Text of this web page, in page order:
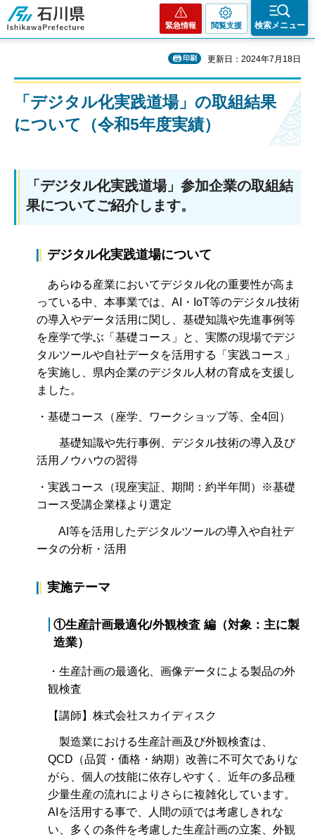
石川県
緊急情報 閲覧支援 検索メニュー
印刷 更新日：2024年7月18日
「デジタル化実践道場」の取組結果
について（令和5年度実績）
「デジタル化実践道場」参加企業の取組結
果についてご紹介します。
デジタル化実践道場について
あらゆる産業においてデジタル化の重要性が高ま
っている中、本事業では、AI・IoT等のデジタル技術
の導入やデータ活用に関し、基礎知識や先進事例等
を座学で学ぶ「基礎コース」と、実際の現場でデジ
タルツールや自社データを活用する「実践コース」
を実施し、県内企業のデジタル人材の育成を支援し
ました。
・基礎コース（座学、ワークショップ等、全4回）
基礎知識や先行事例、デジタル技術の導入及び
活用ノウハウの習得
・実践コース（現座実証、期間：約半年間）※基礎
コース受講企業様より選定
AI等を活用したデジタルツールの導入や自社デ
ータの分析・活用
実施テーマ
①生産計画最適化/外観検査 編（対象：主に製
造業）
・生産計画の最適化、画像データによる製品の外
観検査
【講師】株式会社スカイディスク
製造業における生産計画及び外観検査は、
QCD（品質・価格・納期）改善に不可欠でありな
がら、個人の技能に依存しやすく、近年の多品種
少量生産の流れによりさらに複雑化しています。
AIを活用する事で、人間の頭では考慮しきれな
い、多くの条件を考慮した生産計画の立案、外観